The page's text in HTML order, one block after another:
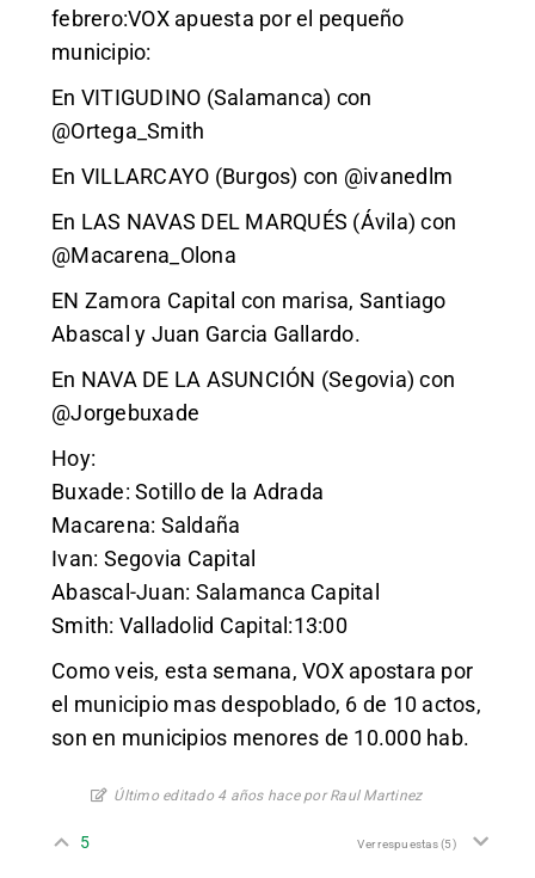
febrero:VOX apuesta por el pequeño
municipio:
En VITIGUDINO (Salamanca) con
@Ortega_Smith
En VILLARCAYO (Burgos) con @ivanedlm
En LAS NAVAS DEL MARQUÉS (Ávila) con
@Macarena_Olona
EN Zamora Capital con marisa, Santiago
Abascal y Juan Garcia Gallardo.
En NAVA DE LA ASUNCIÓN (Segovia) con
@Jorgebuxade
Hoy:
Buxade: Sotillo de la Adrada
Macarena: Saldaña
Ivan: Segovia Capital
Abascal-Juan: Salamanca Capital
Smith: Valladolid Capital:13:00
Como veis, esta semana, VOX apostara por
el municipio mas despoblado, 6 de 10 actos,
son en municipios menores de 10.000 hab.
Último editado 4 años hace por Raul Martinez
5 Ver respuestas(5)